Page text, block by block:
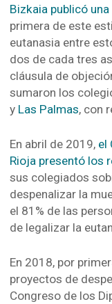
Bizkaia publicó
primera de este
eutanasia entre
dos de cada tres
cláusula de
sumaron los
y Las Palmas, con
En abril de 2019, el
Rioja presentó los
sus colegiados
despenalizar la
el 81% de las
de legalizar la
En 2018, por
proyectos de
Congreso de los